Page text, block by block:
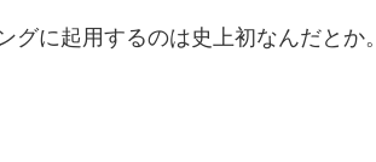
に起用するのは史上初なんだとか。